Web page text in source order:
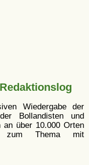
Redaktionslog
Wiedergabe der
Bollandisten und
an über 10.000 Orten
zum Thema mit